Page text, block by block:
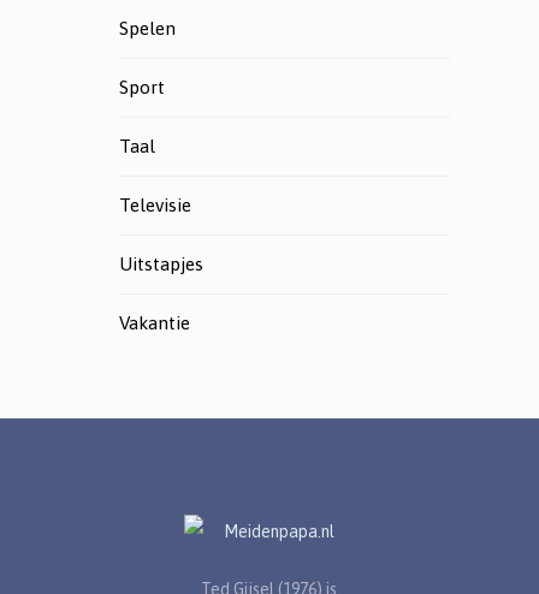
Spelen
Sport
Taal
Televisie
Uitstapjes
Vakantie
Ted Gijsel (1976) is